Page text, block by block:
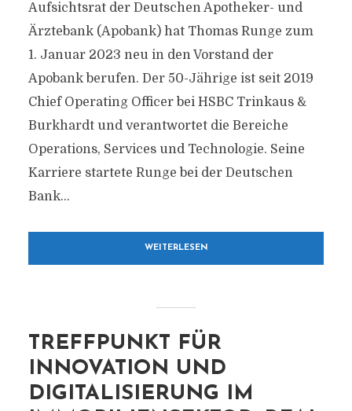
Aufsichtsrat der Deutschen Apotheker- und
Ärztebank (Apobank) hat Thomas Runge zum
1. Januar 2023 neu in den Vorstand der
Apobank berufen. Der 50-Jährige ist seit 2019
Chief Operating Officer bei HSBC Trinkaus &
Burkhardt und verantwortet die Bereiche
Operations, Services und Technologie. Seine
Karriere startete Runge bei der Deutschen
Bank...
WEITERLESEN
TREFFPUNKT FÜR
INNOVATION UND
DIGITALISIERUNG IM